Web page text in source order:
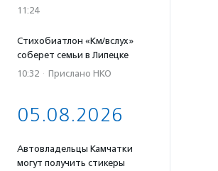
11:24
Стихобиатлон «Км/вслух»
соберет семьи в Липецке
10:32 · Прислано НКО
05.08.2026
Автовладельцы Камчатки
могут получить стикеры